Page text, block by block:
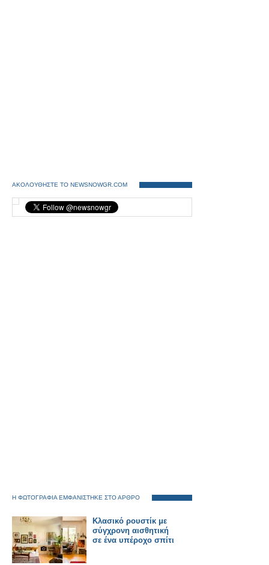
ΑΚΟΛΟΥΘΗΣΤΕ ΤΟ NEWSNOWGR.COM
Η ΦΩΤΟΓΡΑΦΙΑ ΕΜΦΑΝΙΣΤΗΚΕ ΣΤΟ ΑΡΘΡΟ
Κλασικό ρουστίκ με
σύγχρονη αισθητική
σε ένα υπέροχο σπίτι